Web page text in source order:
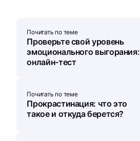
Почитать по теме
Проверьте свой уровень
эмоционального выгорания:
онлайн-тест
Почитать по теме
Прокрастинация: что это
такое и откуда берется?